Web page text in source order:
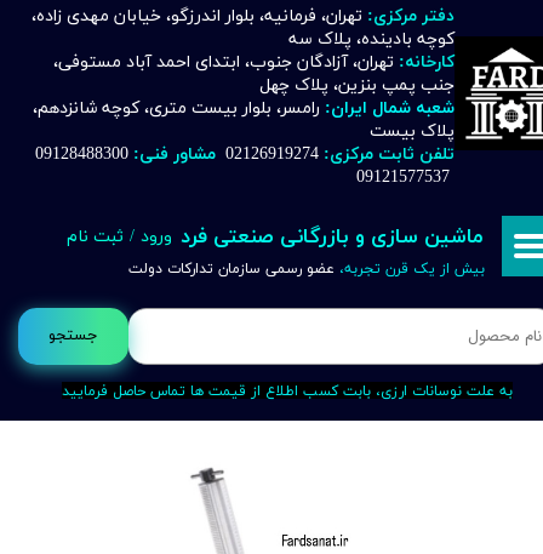
جستجو
دفتر مرکزی: تهران، فرمانیه، بلوار اندرزگو، خیابان مهدی زاده،
کوچه بادینده، پلاک سه
کارخانه: تهران، آزادگان جنوب، ابتدای احمد آباد مستوفی،
جنب پمپ بنزین، پلاک چهل
شعبه شمال ایران: رامسر، بلوار بیست متری، کوچه شانزدهم،
پلاک بیست
تلفن ثابت مرکزی: 02126919274 مشاور فنی:
09121577537
ماشین سازی و بازرگانی صنعتی فرد
بیش از یک قرن تجربه، عضو رسمی سازمان تدارکات دولت
ورود / ثبت نام
حساب کاربری من
تغییر گذر واژه
خروج از حساب کاربری
به علت نوسانات ارزی، بابت کسب اطلاع از قیمت ها تماس حاصل فرمایید